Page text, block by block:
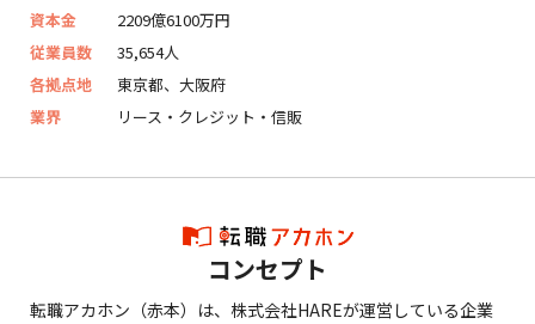
資本金
2209億6100万円
従業員数
35,654人
各拠点地
東京都、大阪府
業界
リース・クレジット・信販
コンセプト
転職アカホン（赤本）は、株式会社HAREが運営している企業